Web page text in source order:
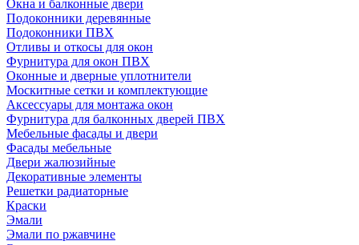
Окна и балконные двери
Подоконники деревянные
Подоконники ПВХ
Отливы и откосы для окон
Фурнитура для окон ПВХ
Оконные и дверные уплотнители
Москитные сетки и комплектующие
Аксессуары для монтажа окон
Фурнитура для балконных дверей ПВХ
Мебельные фасады и двери
Фасады мебельные
Двери жалюзийные
Декоративные элементы
Решетки радиаторные
Краски
Эмали
Эмали по ржавчине